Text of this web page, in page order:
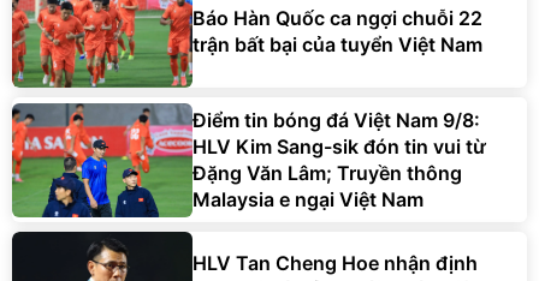
Báo Hàn Quốc ca ngợi chuỗi 22
trận bất bại của tuyển Việt Nam
Điểm tin bóng đá Việt Nam 9/8:
HLV Kim Sang-sik đón tin vui từ
Đặng Văn Lâm; Truyền thông
Malaysia e ngại Việt Nam
HLV Tan Cheng Hoe nhận định